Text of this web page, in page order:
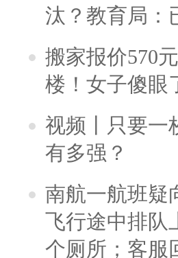
汰？教育局：
搬家报价570
楼！女子傻
视频丨只要一
有多强？
南航一航班疑
飞行途中排队
个厕所；客服